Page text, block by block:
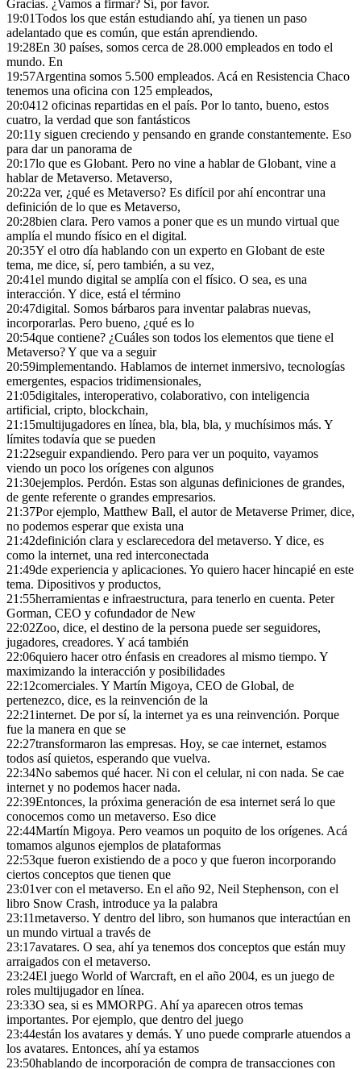
Gracias. ¿Vamos a firmar? Sí, por favor.
19:01Todos los que están estudiando ahí, ya tienen un paso
adelantado que es común, que están aprendiendo.
19:28En 30 países, somos cerca de 28.000 empleados en todo el
mundo. En
19:57Argentina somos 5.500 empleados. Acá en Resistencia Chaco
tenemos una oficina con 125 empleados,
20:0412 oficinas repartidas en el país. Por lo tanto, bueno, estos
cuatro, la verdad que son fantásticos
20:11y siguen creciendo y pensando en grande constantemente. Eso
para dar un panorama de
20:17lo que es Globant. Pero no vine a hablar de Globant, vine a
hablar de Metaverso. Metaverso,
20:22a ver, ¿qué es Metaverso? Es difícil por ahí encontrar una
definición de lo que es Metaverso,
20:28bien clara. Pero vamos a poner que es un mundo virtual que
amplía el mundo físico en el digital.
20:35Y el otro día hablando con un experto en Globant de este
tema, me dice, sí, pero también, a su vez,
20:41el mundo digital se amplía con el físico. O sea, es una
interacción. Y dice, está el término
20:47digital. Somos bárbaros para inventar palabras nuevas,
incorporarlas. Pero bueno, ¿qué es lo
20:54que contiene? ¿Cuáles son todos los elementos que tiene el
Metaverso? Y que va a seguir
20:59implementando. Hablamos de internet inmersivo, tecnologías
emergentes, espacios tridimensionales,
21:05digitales, interoperativo, colaborativo, con inteligencia
artificial, cripto, blockchain,
21:15multijugadores en línea, bla, bla, bla, y muchísimos más. Y
límites todavía que se pueden
21:22seguir expandiendo. Pero para ver un poquito, vayamos
viendo un poco los orígenes con algunos
21:30ejemplos. Perdón. Estas son algunas definiciones de grandes,
de gente referente o grandes empresarios.
21:37Por ejemplo, Matthew Ball, el autor de Metaverse Primer, dice,
no podemos esperar que exista una
21:42definición clara y esclarecedora del metaverso. Y dice, es
como la internet, una red interconectada
21:49de experiencia y aplicaciones. Yo quiero hacer hincapié en este
tema. Dipositivos y productos,
21:55herramientas e infraestructura, para tenerlo en cuenta. Peter
Gorman, CEO y cofundador de New
22:02Zoo, dice, el destino de la persona puede ser seguidores,
jugadores, creadores. Y acá también
22:06quiero hacer otro énfasis en creadores al mismo tiempo. Y
maximizando la interacción y posibilidades
22:12comerciales. Y Martín Migoya, CEO de Global, de
pertenezco, dice, es la reinvención de la
22:21internet. De por sí, la internet ya es una reinvención. Porque
fue la manera en que se
22:27transformaron las empresas. Hoy, se cae internet, estamos
todos así quietos, esperando que vuelva.
22:34No sabemos qué hacer. Ni con el celular, ni con nada. Se cae
internet y no podemos hacer nada.
22:39Entonces, la próxima generación de esa internet será lo que
conocemos como un metaverso. Eso dice
22:44Martín Migoya. Pero veamos un poquito de los orígenes. Acá
tomamos algunos ejemplos de plataformas
22:53que fueron existiendo de a poco y que fueron incorporando
ciertos conceptos que tienen que
23:01ver con el metaverso. En el año 92, Neil Stephenson, con el
libro Snow Crash, introduce ya la palabra
23:11metaverso. Y dentro del libro, son humanos que interactúan en
un mundo virtual a través de
23:17avatares. O sea, ahí ya tenemos dos conceptos que están muy
arraigados con el metaverso.
23:24El juego World of Warcraft, en el año 2004, es un juego de
roles multijugador en línea.
23:33O sea, si es MMORPG. Ahí ya aparecen otros temas
importantes. Por ejemplo, que dentro del juego
23:44están los avatares y demás. Y uno puede comprarle atuendos a
los avatares. Entonces, ahí ya estamos
23:50hablando de incorporación de compra de transacciones con